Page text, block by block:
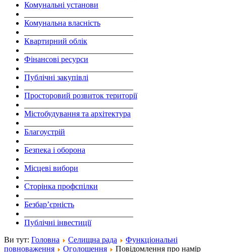
Комунальні установи
Комунальна власність
Квартирний облік
Фінансові ресурси
Публічні закупівлі
Просторовий розвиток території
Містобудування та архітектура
Благоустрій
Безпека і оборона
Місцеві вибори
Сторінка профспілки
Безбар’єрність
Публічні інвестиції
Ви тут: Головна Селищна рада
Функціональні
повноваження
Оголошення
Повідомлення про намір